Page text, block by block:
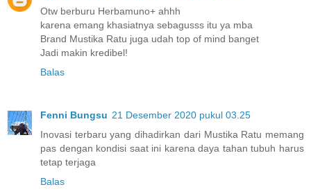
Otw berburu Herbamuno+ ahhh
karena emang khasiatnya sebagusss itu ya mba
Brand Mustika Ratu juga udah top of mind banget
Jadi makin kredibel!
Balas
Fenni Bungsu 21 Desember 2020 pukul 03.25
Inovasi terbaru yang dihadirkan dari Mustika Ratu memang
pas dengan kondisi saat ini karena daya tahan tubuh harus
tetap terjaga
Balas